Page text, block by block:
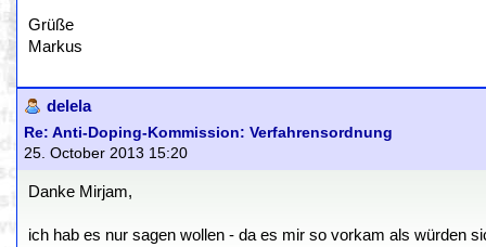
Grüße
Markus
delela
Re: Anti-Doping-Kommission: Verfahrensordnung
25. October 2013 15:20
Danke Mirjam,
ich hab es nur sagen wollen - da es mir so vorkam als würden